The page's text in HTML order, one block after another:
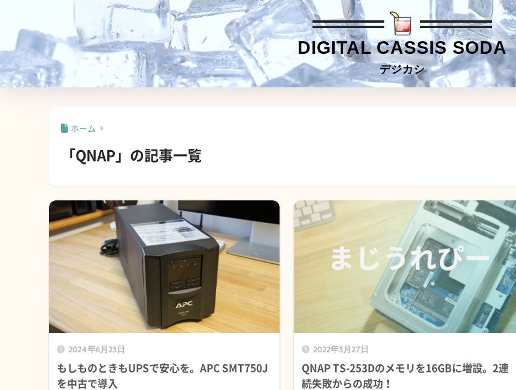
DIGITAL CASSIS SODA
デジカシ
ホーム
「QNAP」の記事一覧
2024年6月23日
もしものときもUPSで安心を。APC SMT750J
を中古で導入
2022年3月27日
QNAP TS-253Dのメモリを16GBに増設。2連
続失敗からの成功！